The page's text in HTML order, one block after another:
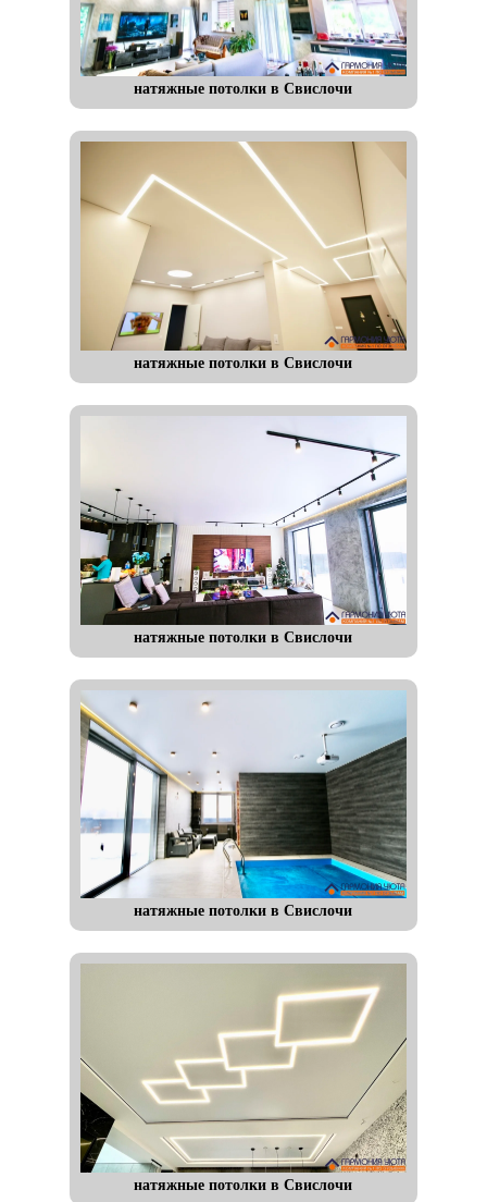
натяжные потолки в Свислочи
натяжные потолки в Свислочи
натяжные потолки в Свислочи
натяжные потолки в Свислочи
натяжные потолки в Свислочи